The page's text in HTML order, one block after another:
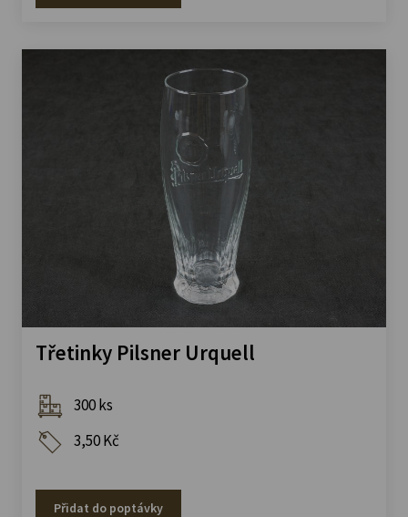
Třetinky Pilsner Urquell
300 ks
3,50 Kč
Přidat do poptávky